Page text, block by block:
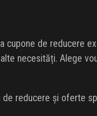
cupone de reducere
necesități. Alege
de reducere și oferte